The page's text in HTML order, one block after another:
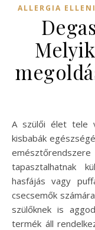
ALLERGIA
A szülői élet tele van kihívásokkal, különösen, amikor a
kisbabák
tapasztalhatnak
hasfájás vagy
csecsemők
szülőknek is
termék áll